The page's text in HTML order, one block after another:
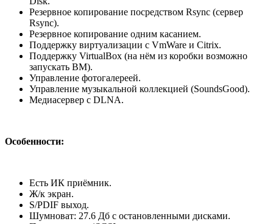
Резервное копирование посредством Rsync (сервер
Rsync).
Резервное копирование одним касанием.
Поддержку виртуализации с VmWare и Citrix.
Поддержку VirtualBox (на нём из коробки возможно
запускать ВМ).
Управление фотогалереей.
Управление музыкальной коллекцией (SoundsGood).
Медиасервер с DLNA.
Особенности:
Есть ИК приёмник.
Ж/к экран.
S/PDIF выход.
Шумноват: 27.6 Дб с остановленными дисками.